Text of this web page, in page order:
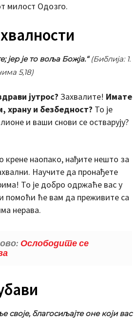
милост Одозго.
јер је то воља Божја.“(Библија: 1.
5,18)
јутрос? Захвалите! Имате
храну и безбедност? То је
и ваши снови се остварују?
крене наопако, нађите нешто за
Научите да пронађете
То је добро одржаће вас у
помоћи ће вам да преживите са
нерава.
Ослободите се
своје, благосиљајте оне који вас